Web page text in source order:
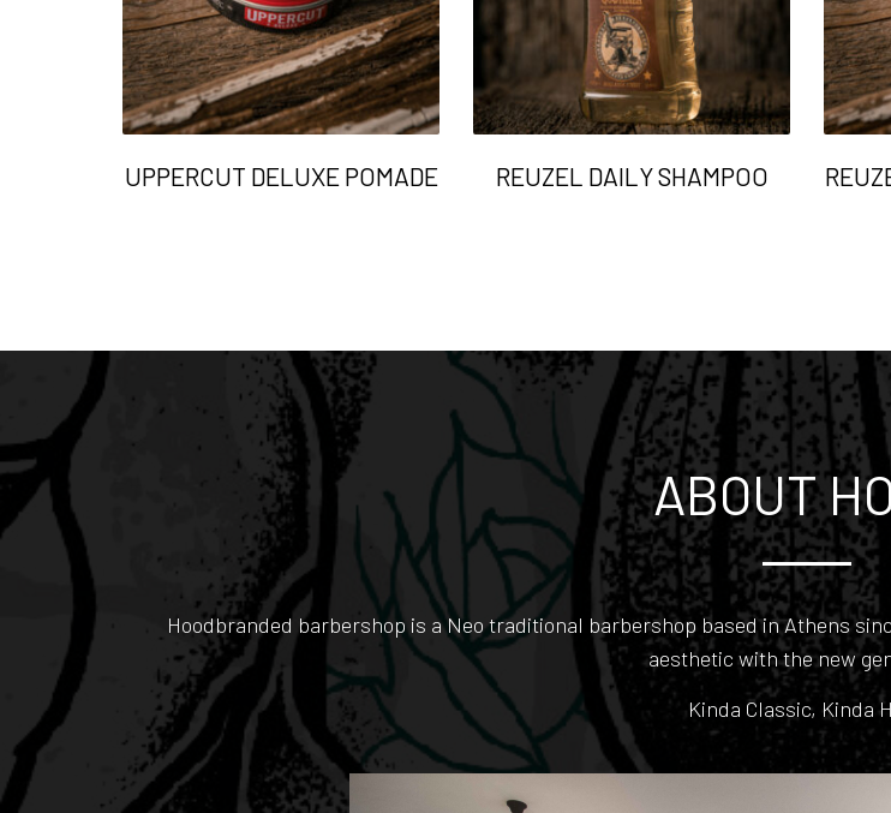
UPPERCUT DELUXE POMADE REUZEL DAILY SHAMPOO
ABOUT
Hoodbranded barbershop is a Neo traditional barbershop based in Athens
aesthetic with the new
Kinda Classic, Kinda